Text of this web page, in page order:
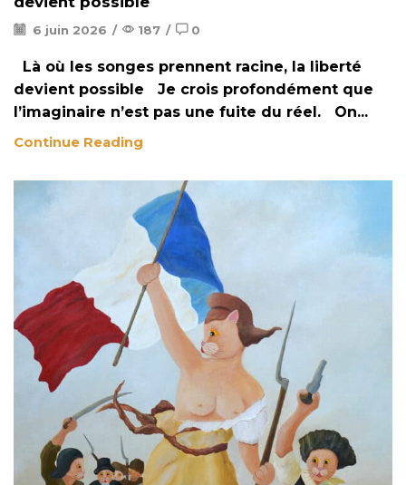
6 juin 2026 / 187 / 0
Là où les songes prennent racine, la liberté
devient possible Je crois profondément que
l’imaginaire n’est pas une fuite du réel. On...
Continue Reading